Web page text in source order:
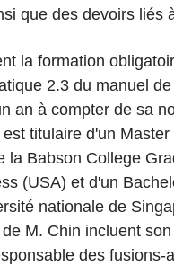
que des devoirs liés
la formation
2.3 du manuel
an à compter de sa
titulaire d'un
la Babson College
(USA) et d'un
nationale de
M. Chin incluent
des fusions-